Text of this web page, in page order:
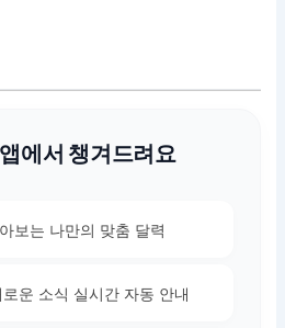
에서 챙겨드려요
보는 나만의 맞춤 달력
운 소식 실시간 자동 안내